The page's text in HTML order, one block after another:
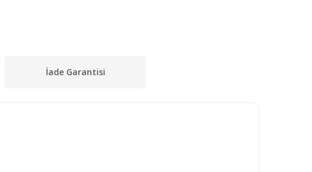
İade Garantisi